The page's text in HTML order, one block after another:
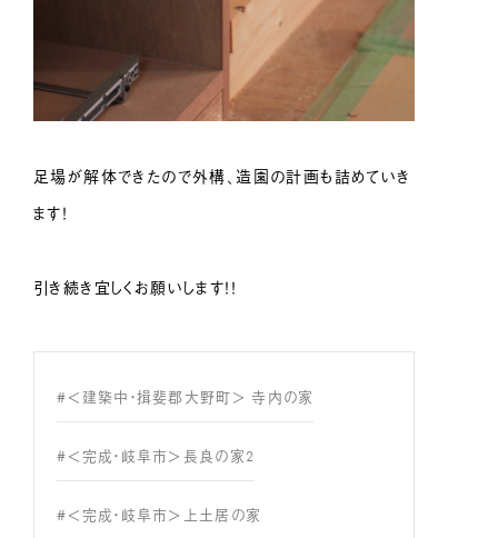
足場が解体できたので外構、造園の計画も詰めていき
ます！
引き続き宜しくお願いします！！
#＜建築中・揖斐郡大野町＞ 寺内の家
#＜完成・岐阜市＞長良の家2
#＜完成・岐阜市＞上土居の家